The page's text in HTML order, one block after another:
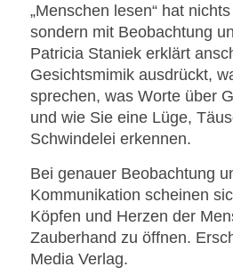
„Menschen lesen“ hat
sondern mit Beobachtung
Patricia Staniek erklärt
Gesichtsmimik ausdrückt,
sprechen, was Worte über
und wie Sie eine Lüge,
Schwindelei erkennen.
Bei genauer Beobachtung
Kommunikation scheinen
Köpfen und Herzen der
Zauberhand zu öffnen.
Media Verlag.